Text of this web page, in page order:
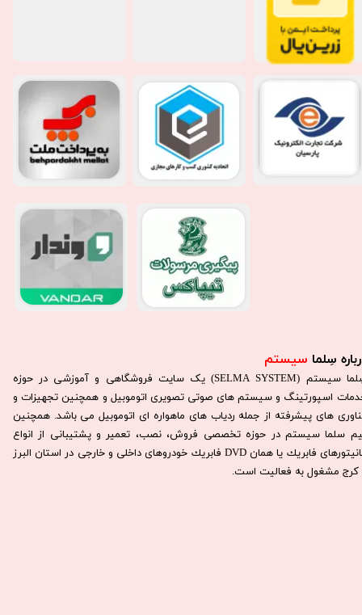
سِلما سیستم​​​​​​​
سِلما سيستم (SELMA SYSTEM) یک سایت فروشگاهی و آموزشی در حوزه
اسپورتینگ و سیستم های صوتی تصویری اتوموبیل و همچنین تجهیزات و
های پیشرفته از جمله ردیاب های ماهواره ای اتوموبیل می باشد. همچنين
سلما سيستم در حوزه تخصصی فروش، نصب، تعمير و پشتيبانی از انواع
مانيتورهای فابريك يا همان DVD فابريك خودروهای داخلی و خارجی در استان البرز
كرج مشغول به فعاليت است.​​​​​​​